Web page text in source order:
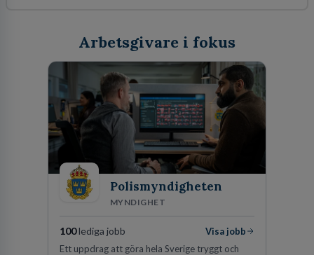
Arbetsgivare i fokus
Polismyndigheten
MYNDIGHET
100lediga jobb
Visa jobb
Ett uppdrag att göra hela Sverige tryggt och